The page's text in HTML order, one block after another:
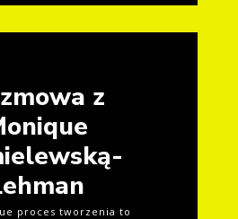
z
proces tworzenia to